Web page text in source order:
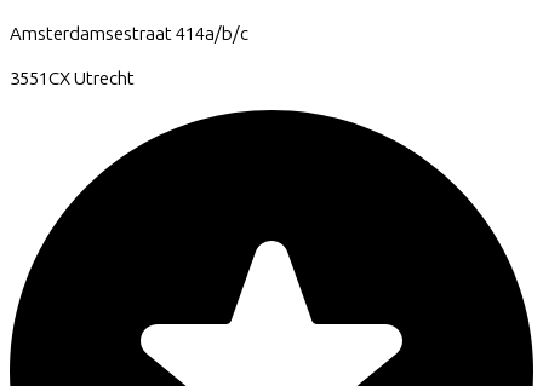
Amsterdamsestraat414a/b/c
3551CXUtrecht